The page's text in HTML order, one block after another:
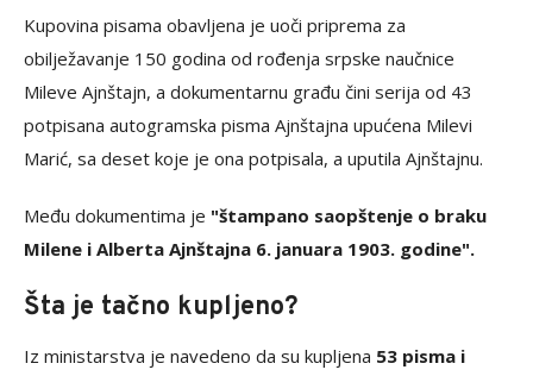
Kupovina pisama obavljena je uoči priprema za
obilježavanje 150 godina od rođenja srpske naučnice
Mileve Ajnštajn, a dokumentarnu građu čini serija od 43
potpisana autogramska pisma Ajnštajna upućena Milevi
Marić, sa deset koje je ona potpisala, a uputila Ajnštajnu.
Među dokumentima je "štampano saopštenje o braku
Milene i Alberta Ajnštajna 6. januara 1903. godine".
Šta je tačno kupljeno?
Iz ministarstva je navedeno da su kupljena 53 pisma i